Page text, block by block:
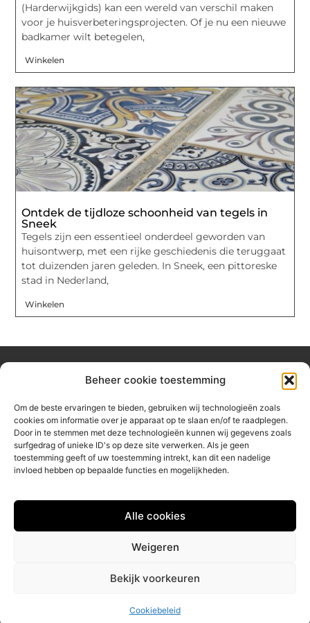
Beheer cookie toestemming
Om de beste ervaringen te bieden, gebruiken wij technologieën zoals
cookies om informatie over je apparaat op te slaan en/of te raadplegen.
Door in te stemmen met deze technologieën kunnen wij gegevens zoals
surfgedrag of unieke ID's op deze site verwerken. Als je geen
toestemming geeft of uw toestemming intrekt, kan dit een nadelige
invloed hebben op bepaalde functies en mogelijkheden.
Alle cookies
Weigeren
Bekijk voorkeuren
Cookiebeleid
(Harderwijkgids) kan een wereld van verschil maken
voor je huisverbeteringsprojecten. Of je nu een nieuwe
badkamer wilt betegelen,
Winkelen
Ontdek de tijdloze schoonheid van tegels in
Sneek
Tegels zijn een essentieel onderdeel geworden van
huisontwerp, met een rijke geschiedenis die teruggaat
tot duizenden jaren geleden. In Sneek, een pittoreske
stad in Nederland,
Winkelen
Jouw gids voor inspiratie en tips uit het dagelijks leven.
Ontdek een brede verzameling blogs en artikelen die je helpen
om het meeste uit elke dag te halen, met praktische adviezen
en verrassende inzichten.
Bericht categorie
Main Links